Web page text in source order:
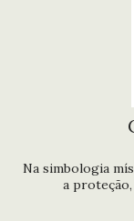
Na simbologia
a